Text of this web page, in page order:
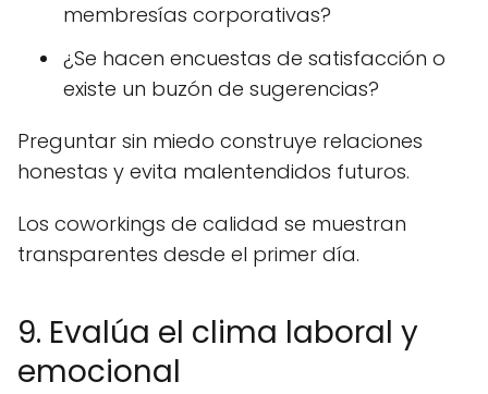
membresías corporativas?
¿Se hacen encuestas de satisfacción o
existe un buzón de sugerencias?
Preguntar sin miedo construye relaciones
honestas y evita malentendidos futuros.
Los coworkings de calidad se muestran
transparentes desde el primer día.
9. Evalúa el clima laboral y
emocional